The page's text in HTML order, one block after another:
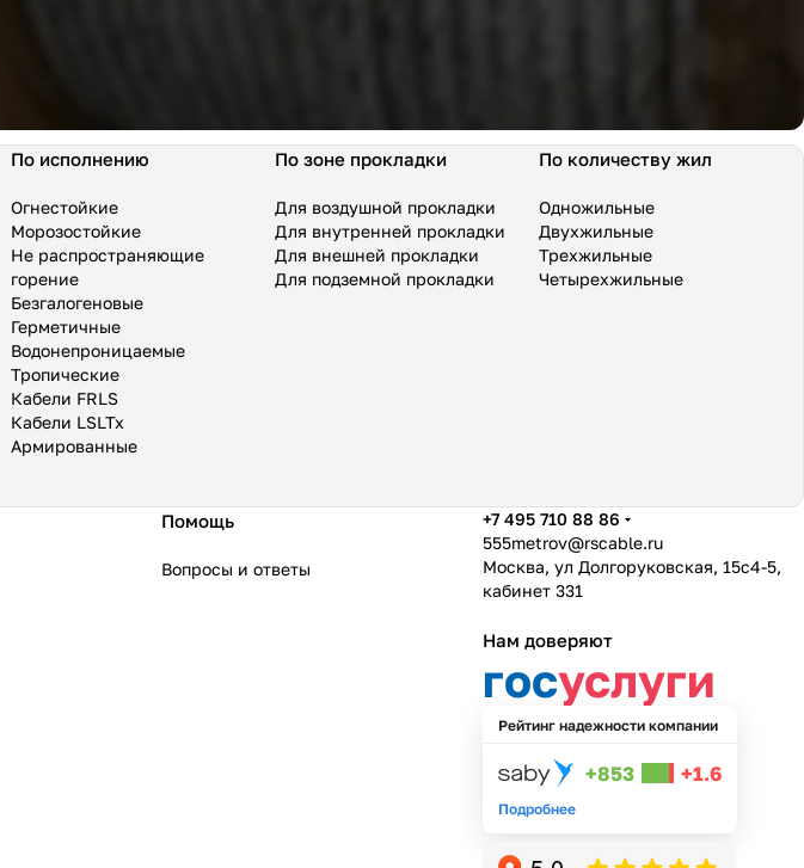
По исполнению
Огнестойкие
Морозостойкие
Не распространяющие
горение
Безгалогеновые
Герметичные
Водонепроницаемые
Тропические
Кабели FRLS
Кабели LSLTx
Армированные
По зоне прокладки
Для воздушной прокладки
Для внутренней прокладки
Для внешней прокладки
Для подземной прокладки
По количеству жил
Одножильные
Двухжильные
Трехжильные
Четырехжильные
Помощь
Вопросы и ответы
+7 495 710 88 86
555metrov@rscable.ru
Москва, ул Долгоруковская, 15с4-5,
кабинет 331
Нам доверяют
госуслуги
Рейтинг надежности компании
+853 +1.6
Подробнее